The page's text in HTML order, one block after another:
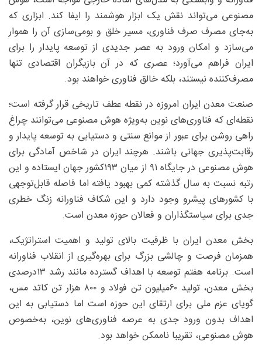
مصنوعی می‌تواند نقش یک ابزار هوشمند را ایفا کند. ابزاری که
به‌جای مصرف صرف فناوری، مسیر خلق و بومی‌سازی آن را هموار
می‌سازد و امکان ورود به عصر جدیدی از توسعه پایدار را برای
ایران فراهم می‌آورد؛ عصری که در آن بازیگران اقتصادی تنها
مصرف‌کننده نیستند، بلکه خالق فناوری خواهند بود.
صنعت معدن ایران امروزه در نقطه‌ عطف تاریخی قرار گرفته است؛
نقطه‌ای که فناوری‌های نوین به‌ویژه هوش مصنوعی می‌توانند چراغ
راهی روشن برای عبور از موانع سنتی و دستیابی به توسعه پایدار و
رقابت‌پذیری جهانی باشند. هرچند ایران در شاخص آمادگی برای
هوش مصنوعی در جایگاه ۹۱ از میان ۱۹۳کشور جهان ایستاده و این
رتبه نسبت به سال گذشته کمی بهبود یافته اما فاصله قابل‌توجهی
با کشورهای پیشرو وجود دارد و این شکاف فناورانه زنگ خطری
جدی برای سیاستگذاران و فعالان حوزه معدن است.
بخش معدن ایران با ظرفیت بالای تولید و اهمیت استراتژیک،
همزمان فرصت و چالشی بزرگ برای بهره‌گیری از انقلاب فناورانه
است. برنامه هفتم توسعه با اهداف گسترده مانند رشد ۱۳‌درصدی
بخش معدن، تولید ۶۰‌میلیون تن فولاد و ۸۰۰ هزار تن کاتد مس،
گویای عزم ملی برای ارتقای این حوزه است اما دستیابی به این
اهداف بدون ورود جدی به عرصه فناوری‌های نوین، به‌خصوص
هوش مصنوعی، تقریبا ناممکن خواهد بود.